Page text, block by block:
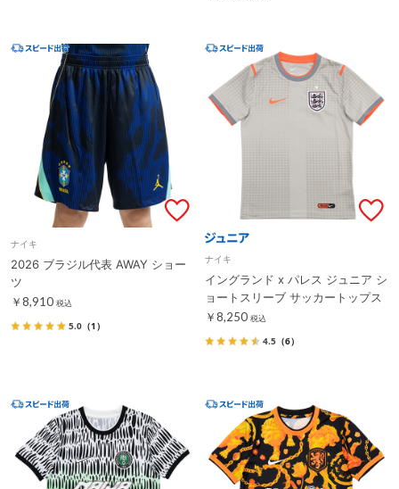
ナイキ
2026 ブラジル代表 AWAY ショー
ツ
￥8,910 税込
5.0 （1）
ナイキ
イングランド x パレス ジュニア シ
ョートスリーブ サッカートップス
￥8,250 税込
4.5 （6）